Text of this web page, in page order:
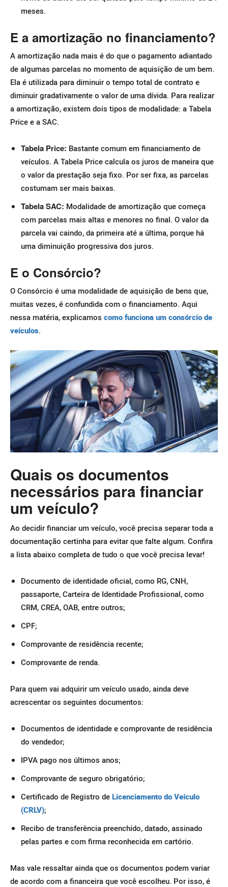
meses.
E a amortização no financiamento?
A amortização nada mais é do que o pagamento adiantado
de algumas parcelas no momento de aquisição de um bem.
Ela é utilizada para diminuir o tempo total de contrato e
diminuir gradativamente o valor de uma dívida. Para realizar
a amortização, existem dois tipos de modalidade: a Tabela
Price e a SAC.
Tabela Price: Bastante comum em financiamento de
veículos. A Tabela Price calcula os juros de maneira que
o valor da prestação seja fixo. Por ser fixa, as parcelas
costumam ser mais baixas.
Tabela SAC: Modalidade de amortização que começa
com parcelas mais altas e menores no final. O valor da
parcela vai caindo, da primeira até a última, porque há
uma diminuição progressiva dos juros.
E o Consórcio?
O Consórcio é uma modalidade de aquisição de bens que,
muitas vezes, é confundida com o financiamento. Aqui
nessa matéria, explicamos como funciona um consórcio de
veículos.
Quais os documentos
necessários para financiar
um veículo?
Ao decidir financiar um veículo, você precisa separar toda a
documentação certinha para evitar que falte algum. Confira
a lista abaixo completa de tudo o que você precisa levar!
Documento de identidade oficial, como RG, CNH,
passaporte, Carteira de Identidade Profissional, como
CRM, CREA, OAB, entre outros;
CPF;
Comprovante de residência recente;
Comprovante de renda.
Para quem vai adquirir um veículo usado, ainda deve
acrescentar os seguintes documentos:
Documentos de identidade e comprovante de residência
do vendedor;
IPVA pago nos últimos anos;
Comprovante de seguro obrigatório;
Certificado de Registro de Licenciamento do Veículo
(CRLV);
Recibo de transferência preenchido, datado, assinado
pelas partes e com firma reconhecida em cartório.
Mas vale ressaltar ainda que os documentos podem variar
de acordo com a financeira que você escolheu. Por isso, é